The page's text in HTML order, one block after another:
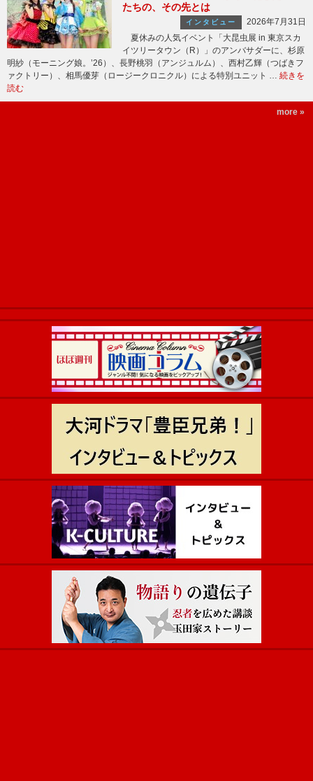
たちの、その先とは
インタビュー
2026年7月31日
夏休みの人気イベント「大昆虫展 in 東京スカ
イツリータウン（R）」のアンバサダーに、杉原
明紗（モーニング娘。’26）、長野桃羽（アンジュルム）、西村乙輝（つばきフ
ァクトリー）、相馬優芽（ロージークロニクル）による特別ユニット … 続きを
読む
more »